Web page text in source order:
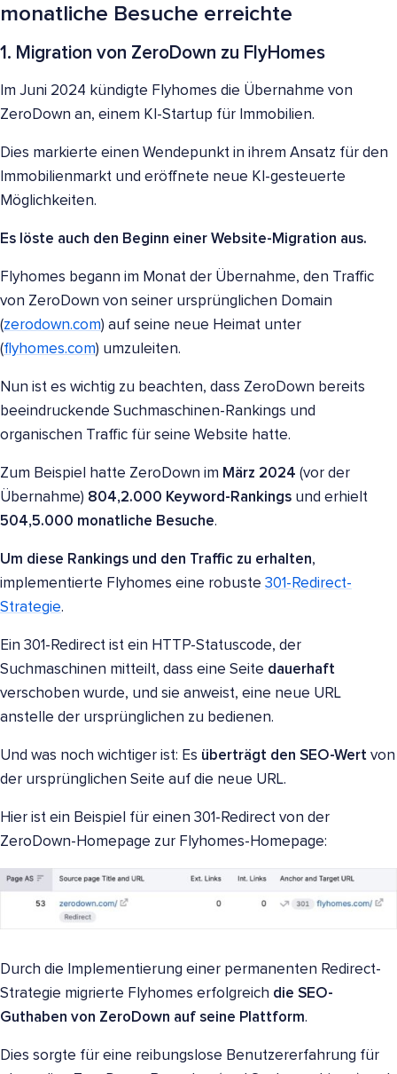
monatliche Besuche erreichte
1. Migration von ZeroDown zu FlyHomes
Im Juni 2024 kündigte Flyhomes die Übernahme von
ZeroDown an, einem KI-Startup für Immobilien.
Dies markierte einen Wendepunkt in ihrem Ansatz für den
Immobilienmarkt und eröffnete neue KI-gesteuerte
Möglichkeiten.
Es löste auch den Beginn einer Website-Migration aus.
Flyhomes begann im Monat der Übernahme, den Traffic
von ZeroDown von seiner ursprünglichen Domain
(zerodown.com) auf seine neue Heimat unter
(flyhomes.com) umzuleiten.
Nun ist es wichtig zu beachten, dass ZeroDown bereits
beeindruckende Suchmaschinen-Rankings und
organischen Traffic für seine Website hatte.
Zum Beispiel hatte ZeroDown im März 2024 (vor der
Übernahme) 804,2.000 Keyword-Rankings und erhielt
504,5.000 monatliche Besuche.
Um diese Rankings und den Traffic zu erhalten,
implementierte Flyhomes eine robuste 301-Redirect-
Strategie.
Ein 301-Redirect ist ein HTTP-Statuscode, der
Suchmaschinen mitteilt, dass eine Seite dauerhaft
verschoben wurde, und sie anweist, eine neue URL
anstelle der ursprünglichen zu bedienen.
Und was noch wichtiger ist: Es überträgt den SEO-Wert von
der ursprünglichen Seite auf die neue URL.
Hier ist ein Beispiel für einen 301-Redirect von der
ZeroDown-Homepage zur Flyhomes-Homepage:
Durch die Implementierung einer permanenten Redirect-
Strategie migrierte Flyhomes erfolgreich die SEO-
Guthaben von ZeroDown auf seine Plattform.
Dies sorgte für eine reibungslose Benutzererfahrung für